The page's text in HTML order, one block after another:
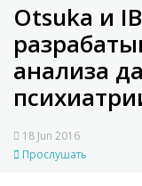
Otsuka и
анализа
18 Jun 2016
Прослушать